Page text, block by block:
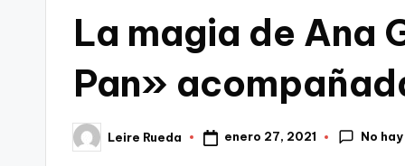
La magia de Ana
Pan»
Publicado
por
Leire Rueda enero 27, 2021 No